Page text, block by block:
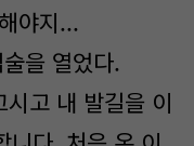
야지...
을 열었다.
고 내 발길을 이